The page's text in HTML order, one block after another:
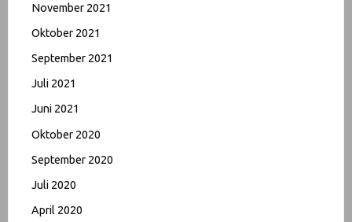
November 2021
Oktober 2021
September 2021
Juli 2021
Juni 2021
Oktober 2020
September 2020
Juli 2020
April 2020